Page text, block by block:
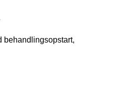
behandlingsopstart,